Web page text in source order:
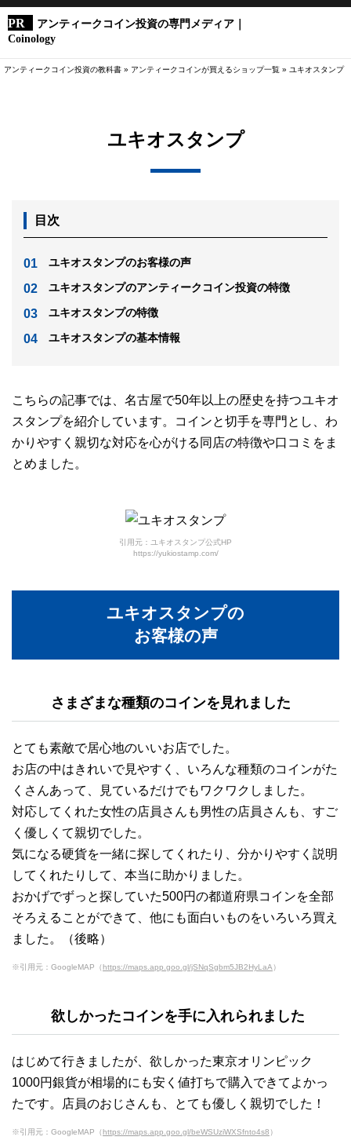
アンティークコイン投資の専門メディア｜
Coinology
アンティークコイン投資の教科書 » アンティークコインが買えるショップ一覧 » ユキオスタンプ
ユキオスタンプ
目次
ユキオスタンプのお客様の声
ユキオスタンプのアンティークコイン投資の特徴
ユキオスタンプの特徴
ユキオスタンプの基本情報
こちらの記事では、名古屋で50年以上の歴史を持つユキオ
スタンプを紹介しています。コインと切手を専門とし、わ
かりやすく親切な対応を心がける同店の特徴や口コミをま
とめました。
引用元：ユキオスタンプ公式HP
https://yukiostamp.com/
ユキオスタンプの
お客様の声
さまざまな種類のコインを見れました
とても素敵で居心地のいいお店でした。
お店の中はきれいで見やすく、いろんな種類のコインがた
くさんあって、見ているだけでもワクワクしました。
対応してくれた女性の店員さんも男性の店員さんも、すご
く優しくて親切でした。
気になる硬貨を一緒に探してくれたり、分かりやすく説明
してくれたりして、本当に助かりました。
おかげでずっと探していた500円の都道府県コインを全部
そろえることができて、他にも面白いものをいろいろ買え
ました。（後略）
※引用元：GoogleMAP（https://maps.app.goo.gl/jSNqSgbm5JB2HyLaA ）
欲しかったコインを手に入れられました
はじめて行きましたが、欲しかった東京オリンピック
1000円銀貨が相場的にも安く値打ちで購入できてよかっ
たです。店員のおじさんも、とても優しく親切でした！
※引用元：GoogleMAP（https://maps.app.goo.gl/beWSUziWXSfnto4s8 ）